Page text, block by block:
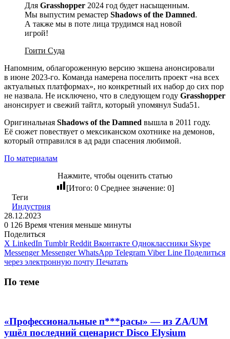
Для Grasshopper 2024 год будет насыщенным.
Мы выпустим ремастер Shadows of the Damned.
А также мы в поте лица трудимся над новой
игрой!
Гоити Суда
Напомним, облагороженную версию экшена анонсировали
в июне 2023-го. Команда намерена поселить проект «на всех
актуальных платформах», но конкретный их набор до сих пор
не назвала. Не исключено, что в следующем году Grasshopper
анонсирует и свежий тайтл, который упомянул Suda51.
Оригинальная Shadows of the Damned вышла в 2011 году.
Её сюжет повествует о мексиканском охотнике на демонов,
который отправился в ад ради спасения любимой.
По материалам
Нажмите, чтобы оценить статью
[Итого: 0 Среднее значение: 0]
Теги
Индустрия
28.12.2023
0 126 Время чтения меньше минуты
Поделиться
X LinkedIn Tumblr Reddit Вконтакте Одноклассники Skype
Messenger Messenger WhatsApp Telegram Viber Line Поделиться
через электронную почту Печатать
По теме
«Профессиональные п***расы» — из ZA/UM
ушёл последний сценарист Disco Elysium